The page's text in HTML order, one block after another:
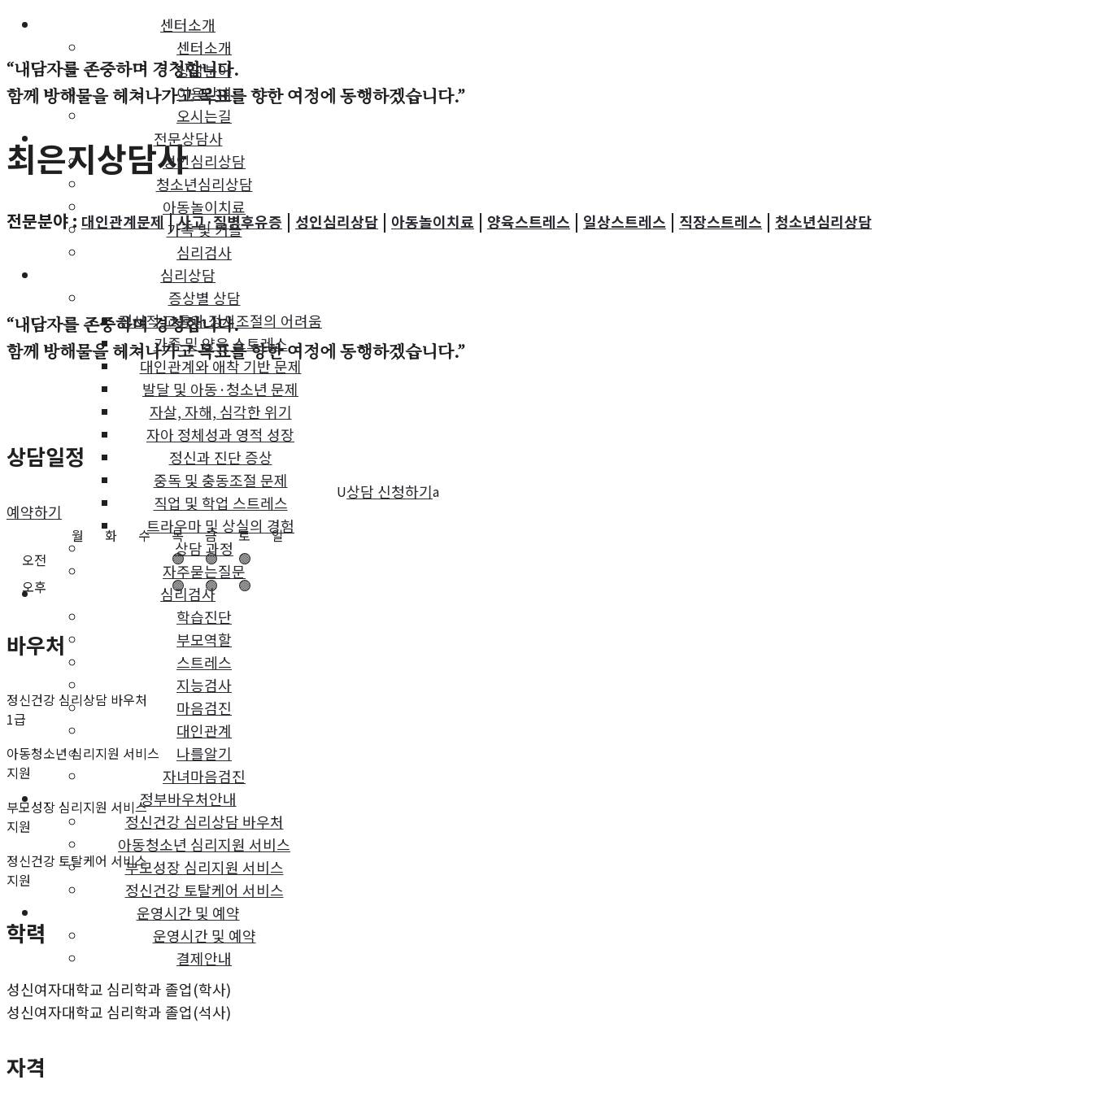
센터소개
센터소개
상담분야
이용안내
오시는길
전문상담사
성인심리상담
청소년심리상담
아동놀이치료
가족 및 커플
심리검사
심리상담
증상별 상담
정서적 고통과 정서조절의 어려움
가족 및 양육 스트레스
대인관계와 애착 기반 문제
발달 및 아동·청소년 문제
자살, 자해, 심각한 위기
자아 정체성과 영적 성장
정신과 진단 증상
중독 및 충동조절 문제
직업 및 학업 스트레스
트라우마 및 상실의 경험
상담 과정
자주묻는질문
심리검사
학습진단
부모역할
스트레스
지능검사
마음검진
대인관계
나를알기
자녀마음검진
정부바우처안내
정신건강 심리상담 바우처
아동청소년 심리지원 서비스
부모성장 심리지원 서비스
정신건강 토탈케어 서비스
운영시간 및 예약
운영시간 및 예약
결제안내
U상담 신청하기a
“내담자를 존중하며 경청합니다.
함께 방해물을 헤쳐나가고 목표를 향한 여정에 동행하겠습니다.”
최은지상담사
전문분야 : 대인관계문제|사고·질병후유증 | 성인심리상담 | 아동놀이치료 | 양육스트레스 | 일상스트레스 | 직장스트레스 | 청소년심리상담
“내담자를 존중하며 경청합니다.
함께 방해물을 헤쳐나가고 목표를 향한 여정에 동행하겠습니다.”
상담일정
예약하기
월 화 수 목 금 토
일
오전
🟢 🟢
🟢
오후
🟢 🟢 🟢
바우처
정신건강 심리상담 바우처
1급
아동청소년 심리지원 서비스
지원
부모성장 심리지원 서비스
지원
정신건강 토탈케어 서비스
지원
학력
성신여자대학교 심리학과 졸업(학사)
성신여자대학교 심리학과 졸업(석사)
자격